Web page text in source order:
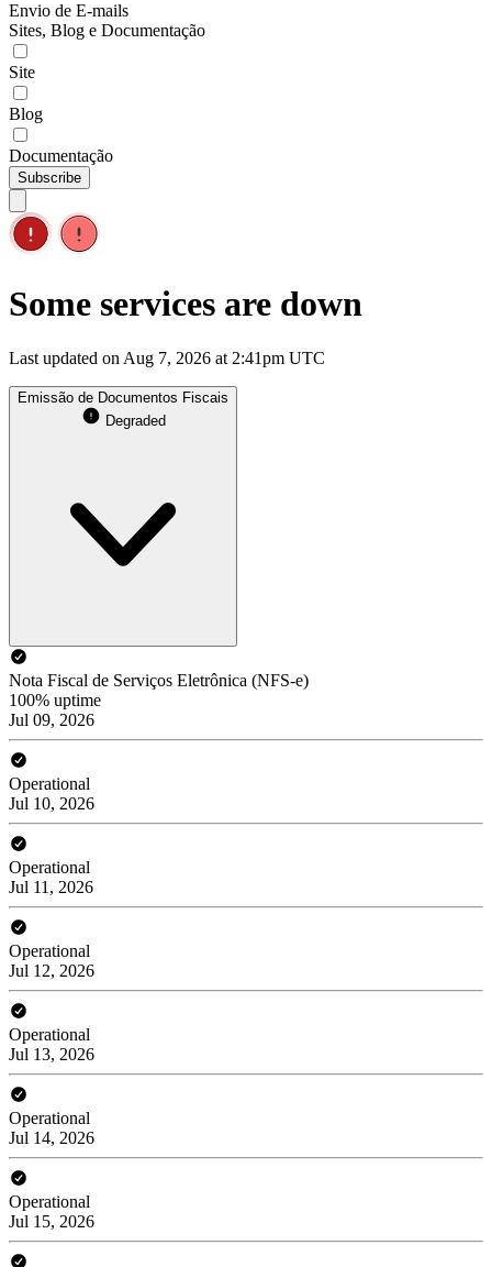
Envio de E-mails
Sites, Blog e Documentação
Site
Blog
Documentação
Subscribe
Some services are down
Last updated on Aug 7, 2026 at 2:41pm UTC
Emissão de Documentos Fiscais
Degraded
Nota Fiscal de Serviços Eletrônica (NFS-e)
100% uptime
Jul 09, 2026
Operational
Jul 10, 2026
Operational
Jul 11, 2026
Operational
Jul 12, 2026
Operational
Jul 13, 2026
Operational
Jul 14, 2026
Operational
Jul 15, 2026